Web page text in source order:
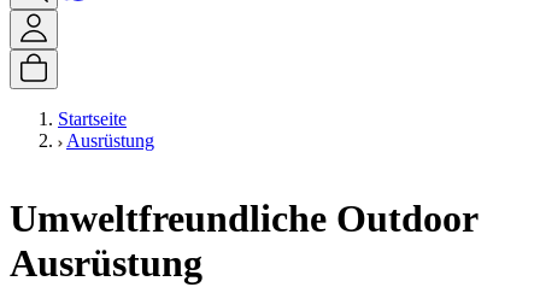
Startseite
Ausrüstung
Umweltfreundliche Outdoor
Ausrüstung